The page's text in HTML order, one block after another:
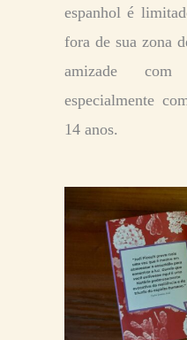
espanhol é
fora de sua zona
amizade
especialmente
14 anos.